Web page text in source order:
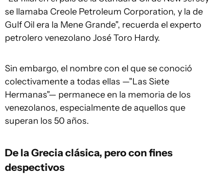
se llamaba Creole Petroleum Corporation, y la de
Gulf Oil era la Mene Grande", recuerda el experto
petrolero venezolano José Toro Hardy.
Sin embargo, el nombre con el que se conoció
colectivamente a todas ellas —"Las Siete
Hermanas"— permanece en la memoria de los
venezolanos, especialmente de aquellos que
superan los 50 años.
De la Grecia clásica, pero con fines
despectivos